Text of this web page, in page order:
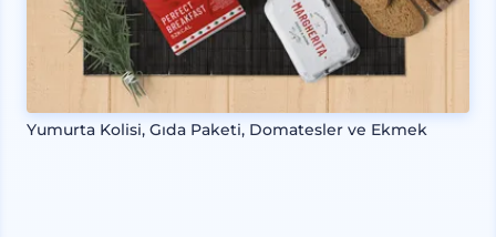
Yumurta Kolisi, Gıda Paketi, Domatesler ve Ekmek